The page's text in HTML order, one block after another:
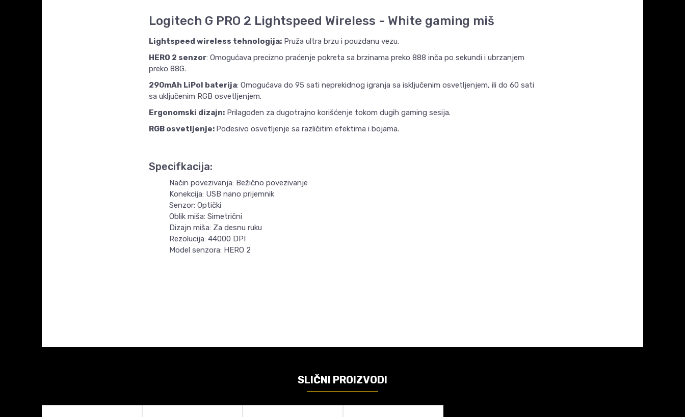
Logitech G PRO 2 Lightspeed Wireless - White gaming miš
Lightspeed wireless tehnologija: Pruža ultra brzu i pouzdanu vezu.
HERO 2 senzor: Omogućava precizno praćenje pokreta sa brzinama preko 888 inča po sekundi i ubrzanjem
preko 88G.
290mAh LiPol baterija: Omogućava do 95 sati neprekidnog igranja sa isključenim osvetljenjem, ili do 60 sati
sa uključenim RGB osvetljenjem.
Ergonomski dizajn: Prilagođen za dugotrajno korišćenje tokom dugih gaming sesija.
RGB osvetljenje: Podesivo osvetljenje sa različitim efektima i bojama.
Specifkacija:
Način povezivanja: Bežično povezivanje
Konekcija: USB nano prijemnik
Senzor: Optički
Oblik miša: Simetrični
Dizajn miša: Za desnu ruku
Rezolucija: 44000 DPI
Model senzora: HERO 2
AKCIJA- RASPRODAJA Akcija
8
SLIČNI PROIZVODI